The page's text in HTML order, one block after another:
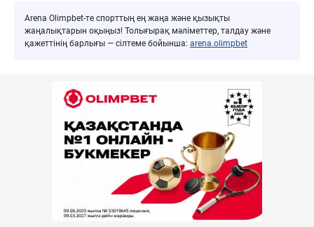
Arena Olimpbet-те спорттың ең жаңа және қызықты
жаңалықтарын оқыңыз! Толығырақ мәліметтер, талдау және
қажеттінің барлығы — сілтеме бойынша: arena.olimpbet